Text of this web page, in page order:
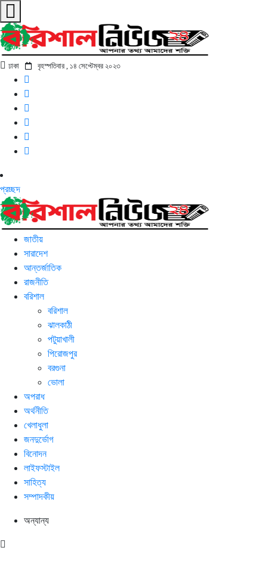
ঢাকা বৃহস্পতিবার , ১৪ সেপ্টেম্বর ২০২৩
প্রচ্ছদ
জাতীয়
সারাদেশ
আন্তর্জাতিক
রাজনীতি
বরিশাল
বরিশাল
ঝালকাঠী
পটুয়াখালী
পিরোজপুর
বরগুনা
ভোলা
অপরাধ
অর্থনীতি
খেলাধুলা
জনদুর্ভোগ
বিনোদন
লাইফস্টাইল
সাহিত্য
সম্পাদকীয়
অন্যান্য